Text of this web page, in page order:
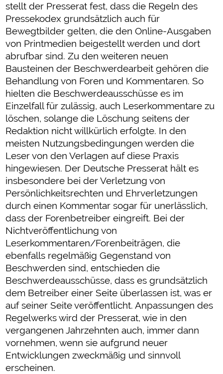
stellt der Presserat fest, dass die Regeln des
Pressekodex grundsätzlich auch für
Bewegtbilder gelten, die den Online-Ausgaben
von Printmedien beigestellt werden und dort
abrufbar sind. Zu den weiteren neuen
Bausteinen der Beschwerdearbeit gehören die
Behandlung von Foren und Kommentaren. So
hielten die Beschwerdeausschüsse es im
Einzelfall für zulässig, auch Leserkommentare zu
löschen, solange die Löschung seitens der
Redaktion nicht willkürlich erfolgte. In den
meisten Nutzungsbedingungen werden die
Leser von den Verlagen auf diese Praxis
hingewiesen. Der Deutsche Presserat hält es
insbesondere bei der Verletzung von
Persönlichkeitsrechten und Ehrverletzungen
durch einen Kommentar sogar für unerlässlich,
dass der Forenbetreiber eingreift. Bei der
Nichtveröffentlichung von
Leserkommentaren/Forenbeiträgen, die
ebenfalls regelmäßig Gegenstand von
Beschwerden sind, entschieden die
Beschwerdeausschüsse, dass es grundsätzlich
dem Betreiber einer Seite überlassen ist, was er
auf seiner Seite veröffentlicht. Anpassungen des
Regelwerks wird der Presserat, wie in den
vergangenen Jahrzehnten auch, immer dann
vornehmen, wenn sie aufgrund neuer
Entwicklungen zweckmäßig und sinnvoll
erscheinen.